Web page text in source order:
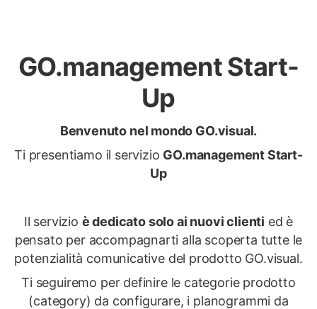
GO.management Start-
Up
Benvenuto nel mondo GO.visual.
Ti presentiamo il servizio GO.management Start-
Up
Il servizio è dedicato solo ai nuovi clienti ed è
pensato per accompagnarti alla scoperta tutte le
potenzialità comunicative del prodotto GO.visual.
Ti seguiremo per definire le categorie prodotto
(category) da configurare, i planogrammi da